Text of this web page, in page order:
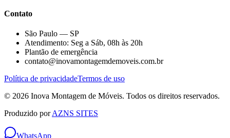
Contato
São Paulo — SP
Atendimento: Seg a Sáb, 08h às 20h
Plantão de emergência
contato@inovamontagemdemoveis.com.br
Política de privacidadeTermos de uso
© 2026 Inova Montagem de Móveis. Todos os direitos reservados.
Produzido porAZNS SITES
WhatsApp